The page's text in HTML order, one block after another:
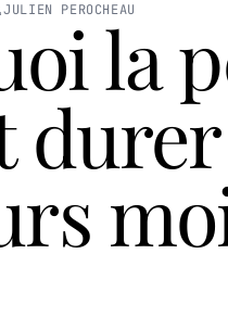
JULIEN PEROCHEAU
la